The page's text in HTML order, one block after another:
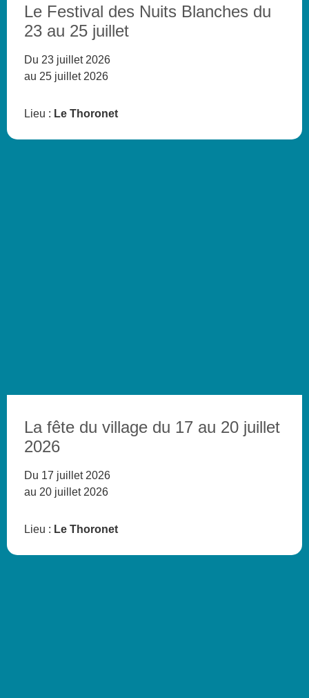
Le Festival des Nuits Blanches du
23 au 25 juillet
Du 23 juillet 2026
au 25 juillet 2026
Lieu : Le Thoronet
La fête du village du 17 au 20 juillet
2026
Du 17 juillet 2026
au 20 juillet 2026
Lieu : Le Thoronet